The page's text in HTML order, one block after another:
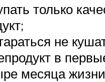
только
не
в
месяца